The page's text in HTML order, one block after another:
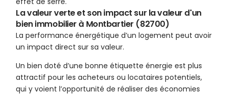
La valeur verte et son impact sur la valeur d'un
bien immobilier à Montbartier (82700)
La performance énergétique d’un logement peut avoir
un impact direct sur sa valeur.
Un bien doté d’une bonne étiquette énergie est plus
attractif pour les acheteurs ou locataires potentiels,
qui y voient l’opportunité de réaliser des économies